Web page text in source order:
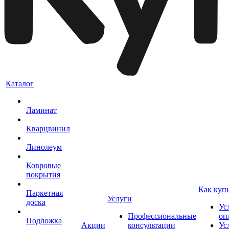
Каталог
Ламинат
Кварцвинил
Линолеум
Ковровые
покрытия
Паркетная
доска
Подложка
Акции
Услуги
Профессиональные
консультации
Как